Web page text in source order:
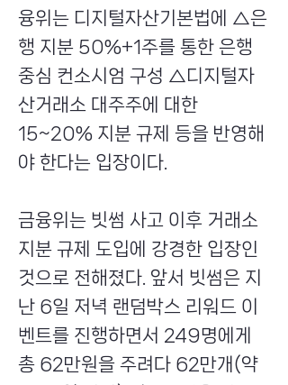
융위는 디지털자산기본법에 △은
행 지분 50%+1주를 통한 은행
중심 컨소시엄 구성 △디지털자
산거래소 대주주에 대한
15~20% 지분 규제 등을 반영해
야 한다는 입장이다.
금융위는 빗썸 사고 이후 거래소
지분 규제 도입에 강경한 입장인
것으로 전해졌다. 앞서 빗썸은 지
난 6일 저녁 랜덤박스 리워드 이
벤트를 진행하면서 249명에게
총 62만원을 주려다 62만개(약